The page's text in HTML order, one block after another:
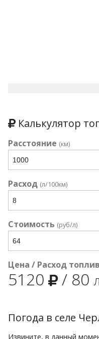
Калькулятор
Расстояние (км)
Расход (л/100км)
Стоимость (руб/л)
Цена / Расход
5120 / 80 л
Погода в селе
Извините, в данный